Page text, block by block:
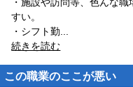
・施設や訪問等、色んな
すい。
・シフト勤...
続きを読む
この職業のここが悪い